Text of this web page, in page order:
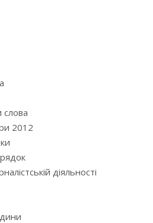
2012
діяльності